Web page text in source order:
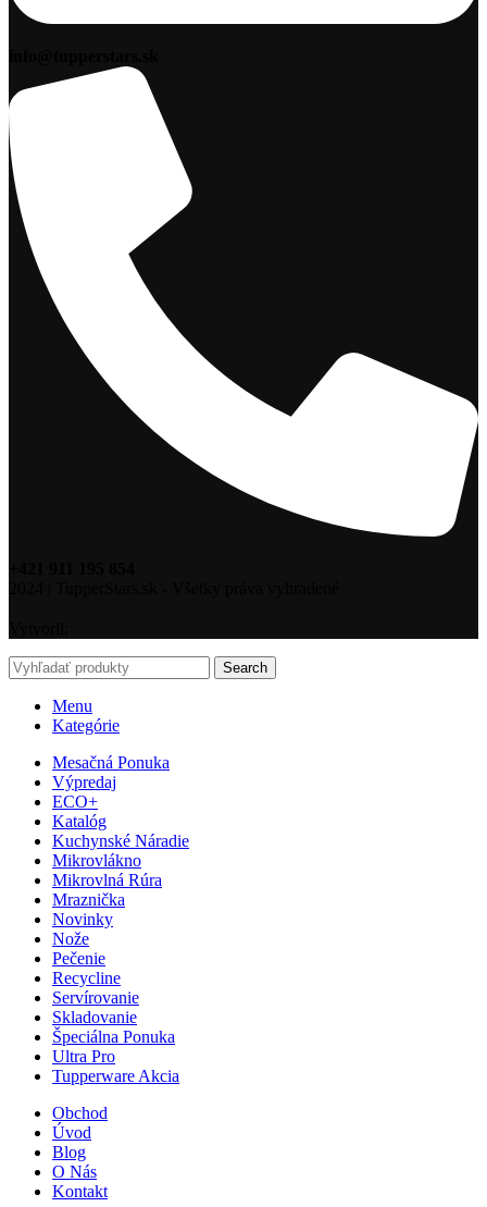
Search
Menu
Kategórie
Mesačná Ponuka
Výpredaj
ECO+
Katalóg
Kuchynské Náradie
Mikrovlákno
Mikrovlná Rúra
Mraznička
Novinky
Nože
Pečenie
Recycline
Servírovanie
Skladovanie
Špeciálna Ponuka
Ultra Pro
Tupperware Akcia
Obchod
Úvod
Blog
O Nás
Kontakt